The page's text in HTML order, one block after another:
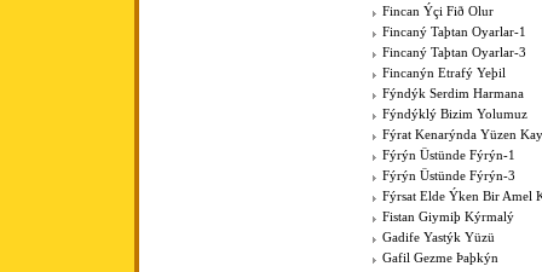
Fincan Ýçi Fið Olur
Fincaný Taþtan Oyarlar-1
Fincaný Taþtan Oyarlar-3
Fincanýn Etrafý Yeþil
Fýndýk Serdim Harmana
Fýndýklý Bizim Yolumuz
Fýrat Kenarýnda Yüzen
Fýrýn Üstünde Fýrýn-1
Fýrýn Üstünde Fýrýn-3
Fýrsat Elde Ýken Bir Amel
Fistan Giymiþ Kýrmalý
Gadife Yastýk Yüzü
Gafil Gezme Þaþkýn